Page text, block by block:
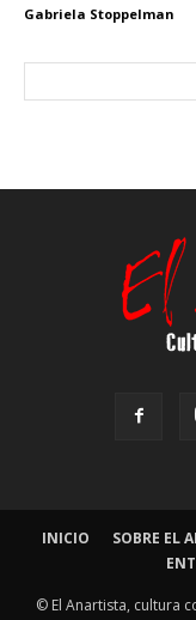
Gabriela Stoppelman
INICIO SOBRE EL
© El Anartista, cultura